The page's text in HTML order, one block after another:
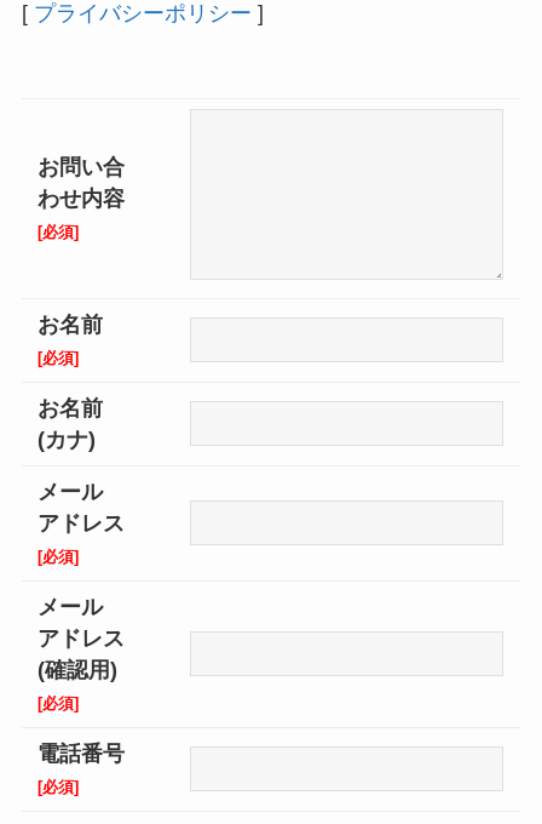
[ プライバシーポリシー ]
お問い合
わせ内容
[必須]
お名前
[必須]
お名前
(カナ)
メール
アドレス
[必須]
メール
アドレス
(確認用)
[必須]
電話番号
[必須]